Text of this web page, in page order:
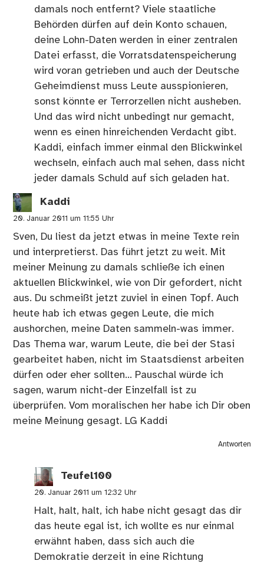
damals noch entfernt? Viele staatliche
Behörden dürfen auf dein Konto schauen,
deine Lohn-Daten werden in einer zentralen
Datei erfasst, die Vorratsdatenspeicherung
wird voran getrieben und auch der Deutsche
Geheimdienst muss Leute ausspionieren,
sonst könnte er Terrorzellen nicht ausheben.
Und das wird nicht unbedingt nur gemacht,
wenn es einen hinreichenden Verdacht gibt.
Kaddi, einfach immer einmal den Blickwinkel
wechseln, einfach auch mal sehen, dass nicht
jeder damals Schuld auf sich geladen hat.
Kaddi
20. Januar 2011 um 11:55 Uhr
Sven, Du liest da jetzt etwas in meine Texte rein
und interpretierst. Das führt jetzt zu weit. Mit
meiner Meinung zu damals schließe ich einen
aktuellen Blickwinkel, wie von Dir gefordert, nicht
aus. Du schmeißt jetzt zuviel in einen Topf. Auch
heute hab ich etwas gegen Leute, die mich
aushorchen, meine Daten sammeln-was immer.
Das Thema war, warum Leute, die bei der Stasi
gearbeitet haben, nicht im Staatsdienst arbeiten
dürfen oder eher sollten… Pauschal würde ich
sagen, warum nicht-der Einzelfall ist zu
überprüfen. Vom moralischen her habe ich Dir oben
meine Meinung gesagt. LG Kaddi
Antworten
Teufel100
20. Januar 2011 um 12:32 Uhr
Halt, halt, halt, ich habe nicht gesagt das dir
das heute egal ist, ich wollte es nur einmal
erwähnt haben, dass sich auch die
Demokratie derzeit in eine Richtung